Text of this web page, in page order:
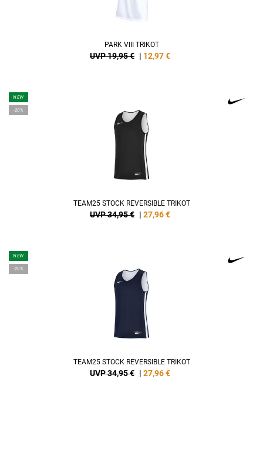
PARK VIII TRIKOT
UVP 19,95 € | 12,97€
NEW
-20%
TEAM25 STOCK REVERSIBLE TRIKOT
UVP 34,95 € | 27,96€
NEW
-20%
TEAM25 STOCK REVERSIBLE TRIKOT
UVP 34,95 € | 27,96€